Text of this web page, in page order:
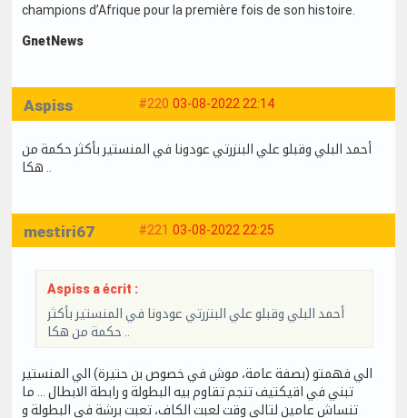
champions d’Afrique pour la première fois de son histoire.
GnetNews
#220 03-08-2022 22:14
Aspiss
أحمد البلي وقبلو علي البنزرتي عودونا في المنستير بأكثر حكمة من
#221 03-08-2022 22:25
mestiri67
Aspiss a écrit :
أحمد البلي وقبلو علي البنزرتي عودونا في المنستير بأكثر
الي فهمتو (بصفة عامة، موش في خصوص بن حتيرة) الي المنستير
تبني في اقيكتيف تنجم تقاوم بيه البطولة و رابطة الابطال … ما
تنساش عامين لتالي وقت لعبت الكاف، تعبت برشة في البطولة و